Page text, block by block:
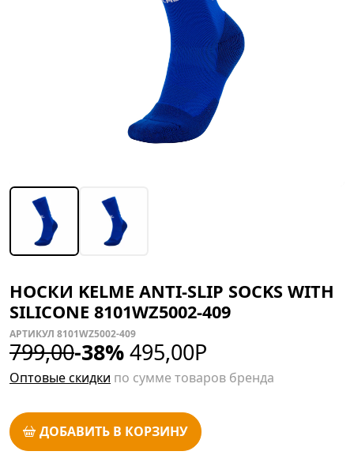
НОСКИ KELME ANTI-SLIP SOCKS WITH
SILICONE 8101WZ5002-409
АРТИКУЛ 8101WZ5002-409
799,00-38%495,00Р
Оптовые скидки по сумме товаров бренда
ДОБАВИТЬ В КОРЗИНУ